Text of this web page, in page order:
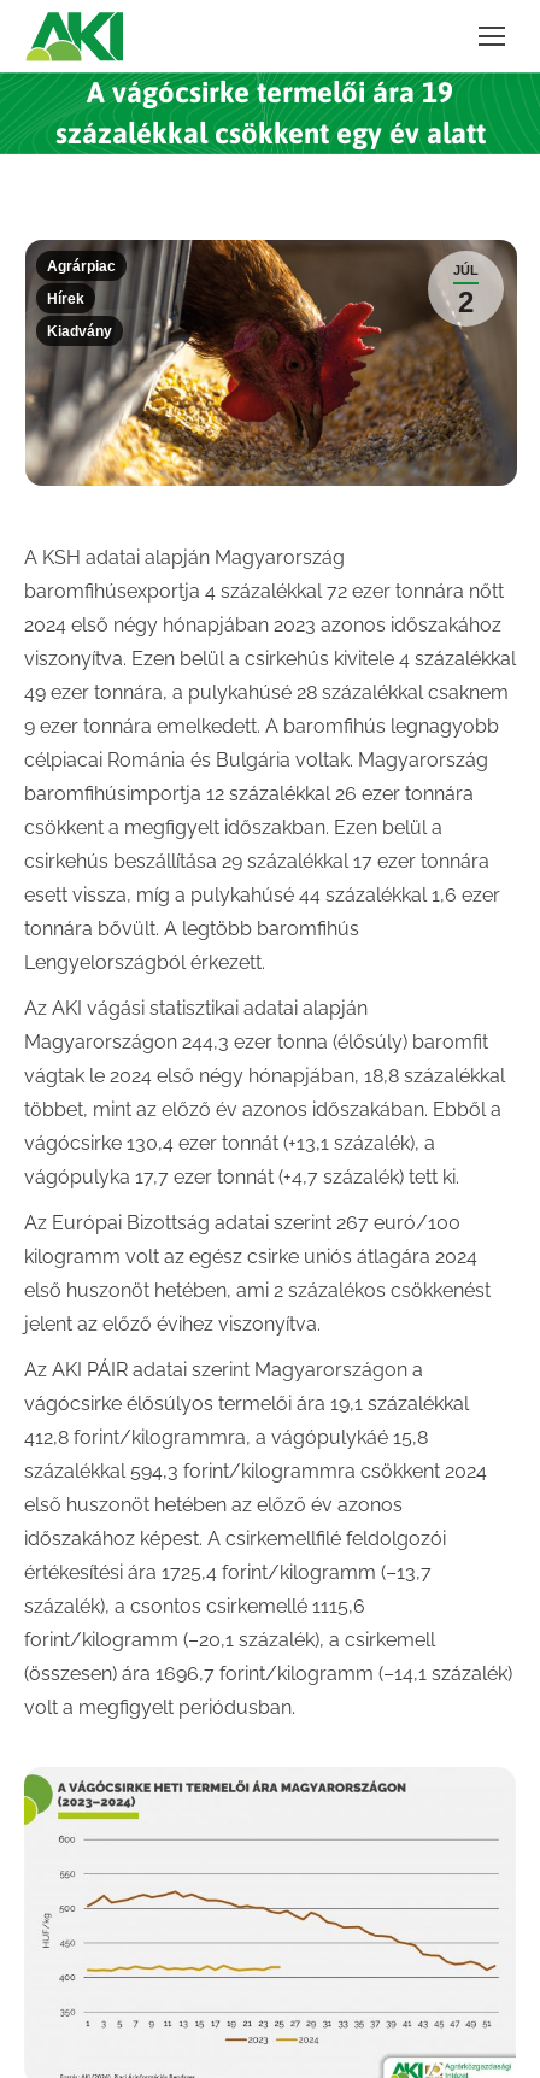
A vágócsirke termelői ára 19
százalékkal csökkent egy év alatt
JÚL
2
Agrárpiac
Hírek
Kiadvány
A KSH adatai alapján Magyarország
baromfihúsexportja 4 százalékkal 72 ezer tonnára nőtt
2024 első négy hónapjában 2023 azonos időszakához
viszonyítva. Ezen belül a csirkehús kivitele 4 százalékkal
49 ezer tonnára, a pulykahúsé 28 százalékkal csaknem
9 ezer tonnára emelkedett. A baromfihús legnagyobb
célpiacai Románia és Bulgária voltak. Magyarország
baromfihúsimportja 12 százalékkal 26 ezer tonnára
csökkent a megfigyelt időszakban. Ezen belül a
csirkehús beszállítása 29 százalékkal 17 ezer tonnára
esett vissza, míg a pulykahúsé 44 százalékkal 1,6 ezer
tonnára bővült. A legtöbb baromfihús
Lengyelországból érkezett.
Az AKI vágási statisztikai adatai alapján
Magyarországon 244,3 ezer tonna (élősúly) baromfit
vágtak le 2024 első négy hónapjában, 18,8 százalékkal
többet, mint az előző év azonos időszakában. Ebből a
vágócsirke 130,4 ezer tonnát (+13,1 százalék), a
vágópulyka 17,7 ezer tonnát (+4,7 százalék) tett ki.
Az Európai Bizottság adatai szerint 267 euró/100
kilogramm volt az egész csirke uniós átlagára 2024
első huszonöt hetében, ami 2 százalékos csökkenést
jelent az előző évihez viszonyítva.
Az AKI PÁIR adatai szerint Magyarországon a
vágócsirke élősúlyos termelői ára 19,1 százalékkal
412,8 forint/kilogrammra, a vágópulykáé 15,8
százalékkal 594,3 forint/kilogrammra csökkent 2024
első huszonöt hetében az előző év azonos
időszakához képest. A csirkemellfilé feldolgozói
értékesítési ára 1725,4 forint/kilogramm (–13,7
százalék), a csontos csirkemellé 1115,6
forint/kilogramm (–20,1 százalék), a csirkemell
(összesen) ára 1696,7 forint/kilogramm (–14,1 százalék)
volt a megfigyelt periódusban.